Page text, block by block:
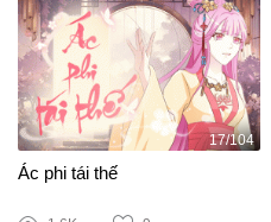
17/104
Ác phi tái thế